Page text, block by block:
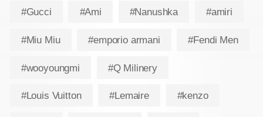
#Gucci #Ami #Nanushka #amiri
#Miu Miu #emporio armani #Fendi Men
#wooyoungmi #Q Milinery
#Louis Vuitton #Lemaire #kenzo